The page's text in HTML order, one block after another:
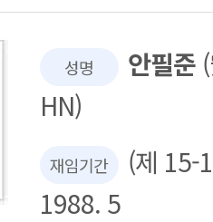
성명 안필준(
HN)
재임기간
(제 15-
1988. 5